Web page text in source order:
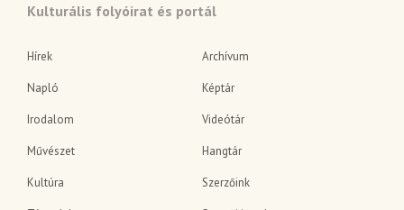
Kulturális folyóirat és portál
Hírek
Napló
Irodalom
Művészet
Kultúra
Archívum
Képtár
Videótár
Hangtár
Szerzőink